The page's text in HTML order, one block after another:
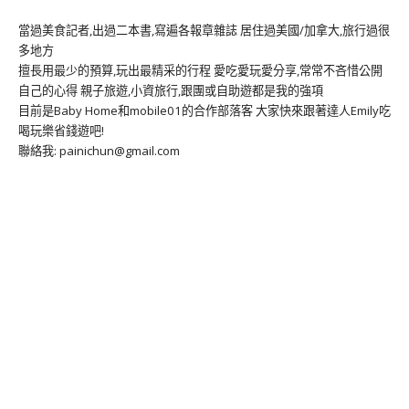
當過美食記者,出過二本書,寫遍各報章雜誌 居住過美國/加拿大,旅行過很
多地方
擅長用最少的預算,玩出最精采的行程 愛吃愛玩愛分享,常常不吝惜公開
自己的心得 親子旅遊,小資旅行,跟團或自助遊都是我的強項
目前是Baby Home和mobile01的合作部落客 大家快來跟著達人Emily吃
喝玩樂省錢遊吧!
聯絡我: painichun@gmail.com